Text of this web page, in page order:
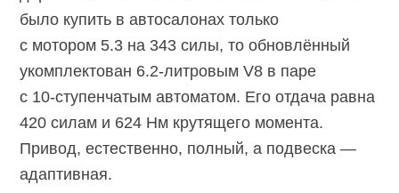
было купить в автосалонах только
с мотором 5.3 на 343 силы, то обновлённый
укомплектован 6.2-литровым V8 в паре
с 10-ступенчатым автоматом. Его отдача равна
420 силам и 624 Нм крутящего момента.
Привод, естественно, полный, а подвеска —
адаптивная.